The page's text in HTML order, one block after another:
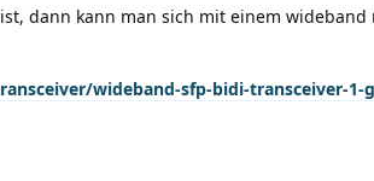
dann kann man sich mit einem
wideband-sfp-bidi-transceiver-1-